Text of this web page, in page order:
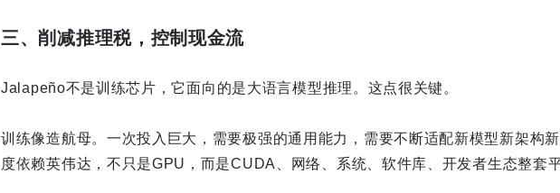
三、削减推理税，控制现金流
Jalapeño不是训练芯片，它面向的是大语言模型推理。这点很关键。
训练像造航母。一次投入巨大，需要极强的通用能力，需要不断适配新模型新架构
度依赖英伟达，不只是GPU，而是CUDA、网络、系统、软件库、开发者生态整套